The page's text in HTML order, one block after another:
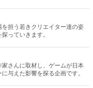
担う若きクリエイター達の姿
っていきます。
さんに取材し、ゲームが日本
与えた影響を探る企画です。